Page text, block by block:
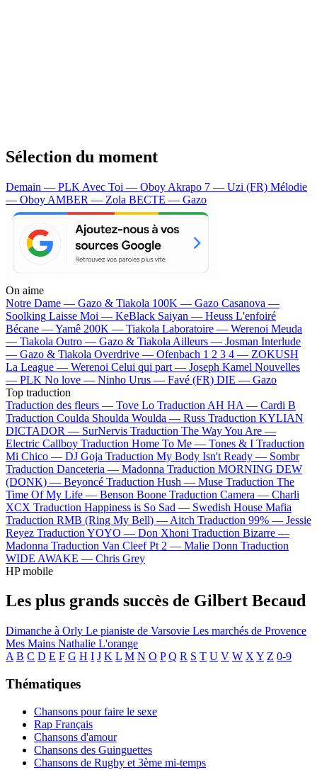
Sélection du moment
Demain — PLK Avec Toi — Oboy Akrapo 7 — Uzi (FR) Mélodie
— Oboy AMBER — Zola BECTE — Gazo
On aime
Notre Dame — Gazo & Tiakola 100K — Gazo Casanova —
Soolking Laisse Moi — KeBlack Saiyan — Heuss L'enfoiré
Bécane —Yamê 200K — Tiakola Laboratoire — Werenoi Meuda
— Tiakola Outro — Gazo & Tiakola Ailleurs — Josman Interlude
— Gazo & Tiakola Overdrive — Ofenbach 1 2 3 4 — ZOKUSH
La League — Werenoi Celui qui part — Joseph Kamel Nouvelles
— PLK No love — Ninho Urus — Favé (FR) DIE — Gazo
Top traduction
Traduction des fleurs — Tove Lo Traduction AH HA — Cardi B
Traduction Coulda Shoulda Woulda — Russ Traduction KYLIAN
DICTADOR — SurNervis Traduction The Way You Are —
Electric Callboy Traduction Home To Me — Tones & I Traduction
Mi Chico — DJ Goja Traduction My Body Isn't Ready — Sombr
Traduction Danceteria — Madonna Traduction MORNING DEW
(DONK) — Beyoncé Traduction Hush — Muse Traduction The
Time Of My Life — Benson Boone Traduction Camera — Charli
XCX Traduction Happiness is So Sad — Swedish House Mafia
Traduction RMB (Ring My Bell) — Aitch Traduction 99% — Jessie
Reyez Traduction YOYO — Don Xhoni Traduction Bizarre —
Madonna Traduction Van Cleef Pt 2 — Malie Donn Traduction
WIDE AWAKE — Chris Grey
HP mobile
Les plus grands succès de Gilbert Becaud
Dimanche à Orly Le pianiste de Varsovie Les marchés de Provence
Mes Mains Nathalie L'orange
A B C D E F G H I J K L M N O P Q R S T U V W X Y Z 0-9
Thématiques
Chansons pour faire le sexe
Rap Français
Chansons d'amour
Chansons des Guinguettes
Chansons de Rugby et 3ème mi-temps